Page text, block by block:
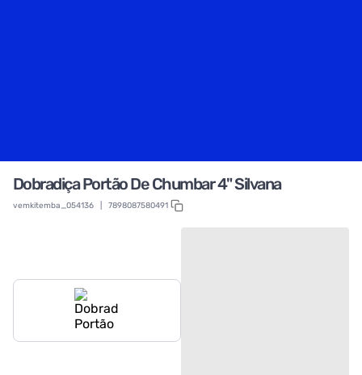
Dobradiça Portão De Chumbar 4" Silvana
vemkitemba_054136 7898087580491